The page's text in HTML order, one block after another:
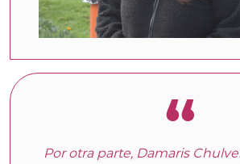
Por otra parte, Damaris